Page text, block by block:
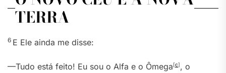
TERRA
6 E Ele ainda me disse:
—Tudo está feito! Eu sou o Alfa e o Ômega[c], o